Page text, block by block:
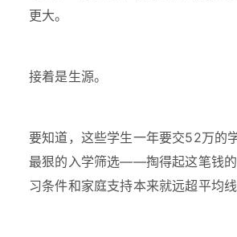
更大。
接着是生源。
要知道，这些学生一年要交52万的
最狠的入学筛选——掏得起这笔钱
习条件和家庭支持本来就远超平均线